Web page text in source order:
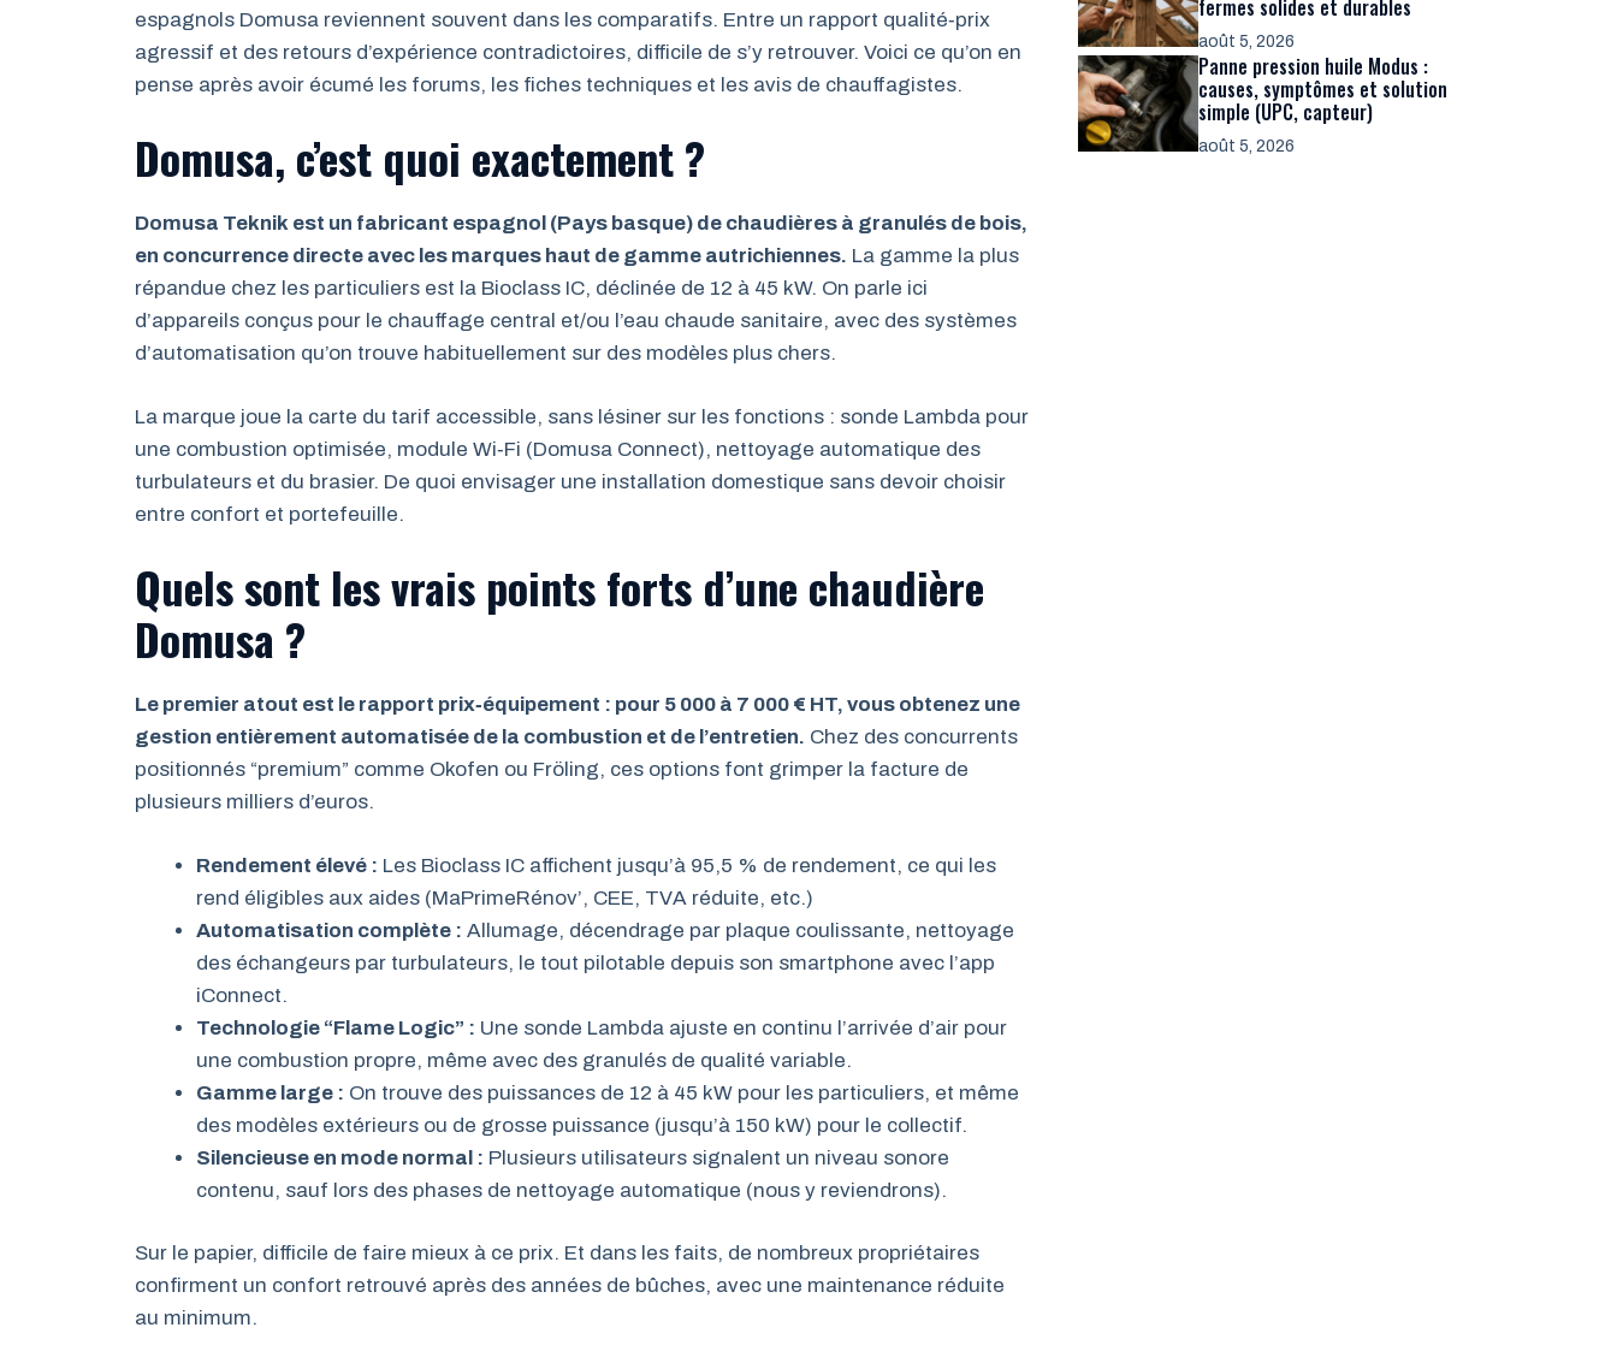
espagnols Domusa reviennent souvent dans les comparatifs. Entre un rapport qualité‑prix
agressif et des retours d’expérience contradictoires, difficile de s’y retrouver. Voici ce qu’on en
pense après avoir écumé les forums, les fiches techniques et les avis de chauffagistes.
Domusa, c’est quoi exactement ?
Domusa Teknik est un fabricant espagnol (Pays basque) de chaudières à granulés de bois,
en concurrence directe avec les marques haut de gamme autrichiennes. La gamme la plus
répandue chez les particuliers est la Bioclass IC, déclinée de 12 à 45 kW. On parle ici
d’appareils conçus pour le chauffage central et/ou l’eau chaude sanitaire, avec des systèmes
d’automatisation qu’on trouve habituellement sur des modèles plus chers.
La marque joue la carte du tarif accessible, sans lésiner sur les fonctions : sonde Lambda pour
une combustion optimisée, module Wi‑Fi (Domusa Connect), nettoyage automatique des
turbulateurs et du brasier. De quoi envisager une installation domestique sans devoir choisir
entre confort et portefeuille.
Quels sont les vrais points forts d’une chaudière
Domusa ?
Le premier atout est le rapport prix‑équipement : pour 5 000 à 7 000 € HT, vous obtenez une
gestion entièrement automatisée de la combustion et de l’entretien. Chez des concurrents
positionnés “premium” comme Okofen ou Fröling, ces options font grimper la facture de
plusieurs milliers d’euros.
Rendement élevé : Les Bioclass IC affichent jusqu’à 95,5 % de rendement, ce qui les
rend éligibles aux aides (MaPrimeRénov’, CEE, TVA réduite, etc.)
Automatisation complète : Allumage, décendrage par plaque coulissante, nettoyage
des échangeurs par turbulateurs, le tout pilotable depuis son smartphone avec l’app
iConnect.
Technologie “Flame Logic” : Une sonde Lambda ajuste en continu l’arrivée d’air pour
une combustion propre, même avec des granulés de qualité variable.
Gamme large : On trouve des puissances de 12 à 45 kW pour les particuliers, et même
des modèles extérieurs ou de grosse puissance (jusqu’à 150 kW) pour le collectif.
Silencieuse en mode normal : Plusieurs utilisateurs signalent un niveau sonore
contenu, sauf lors des phases de nettoyage automatique (nous y reviendrons).
Sur le papier, difficile de faire mieux à ce prix. Et dans les faits, de nombreux propriétaires
confirment un confort retrouvé après des années de bûches, avec une maintenance réduite
au minimum.
fermes solides et durables
août 5, 2026
Panne pression huile Modus :
causes, symptômes et solution
simple (UPC, capteur)
août 5, 2026